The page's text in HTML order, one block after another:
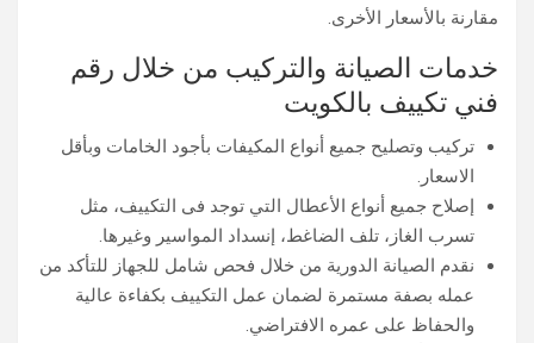
مقارنة بالأسعار الأخرى.
خدمات الصيانة والتركيب من خلال رقم
فني تكييف بالكويت
تركيب وتصليح جميع أنواع المكيفات بأجود الخامات وبأقل
الاسعار.
إصلاح جميع أنواع الأعطال التي توجد فى التكييف، مثل
تسرب الغاز، تلف الضاغط، إنسداد المواسير وغيرها.
نقدم الصيانة الدورية من خلال فحص شامل للجهاز للتأكد من
عمله بصفة مستمرة لضمان عمل التكييف بكفاءة عالية
والحفاظ على عمره الافتراضي.